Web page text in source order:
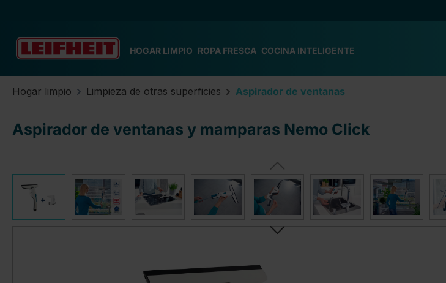
HOGAR LIMPIO ROPA FRESCA COCINA INTELIGENTE
Hogar limpio Limpieza de otras superficies Aspirador de ventanas
Aspirador de ventanas y mamparas Nemo Click